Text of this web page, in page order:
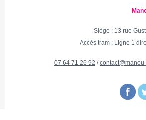
Siège : 13 rue
Accès tram : Ligne 1
07 64 71 26 92 /